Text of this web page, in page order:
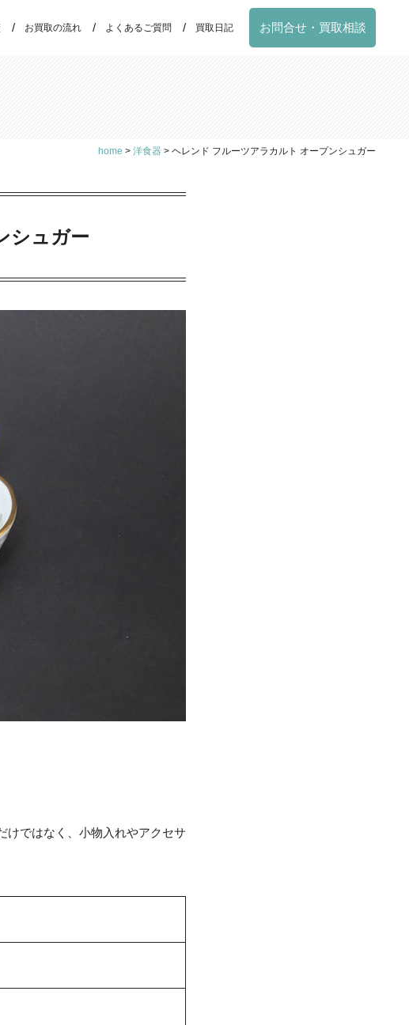
お買取の流れ よくあるご質問 買取日記 お問合せ・買取相談
home > 洋食器 > ヘレンド フルーツアラカルト オープンシュガー
シュガー
けではなく、小物入れやアクセサ